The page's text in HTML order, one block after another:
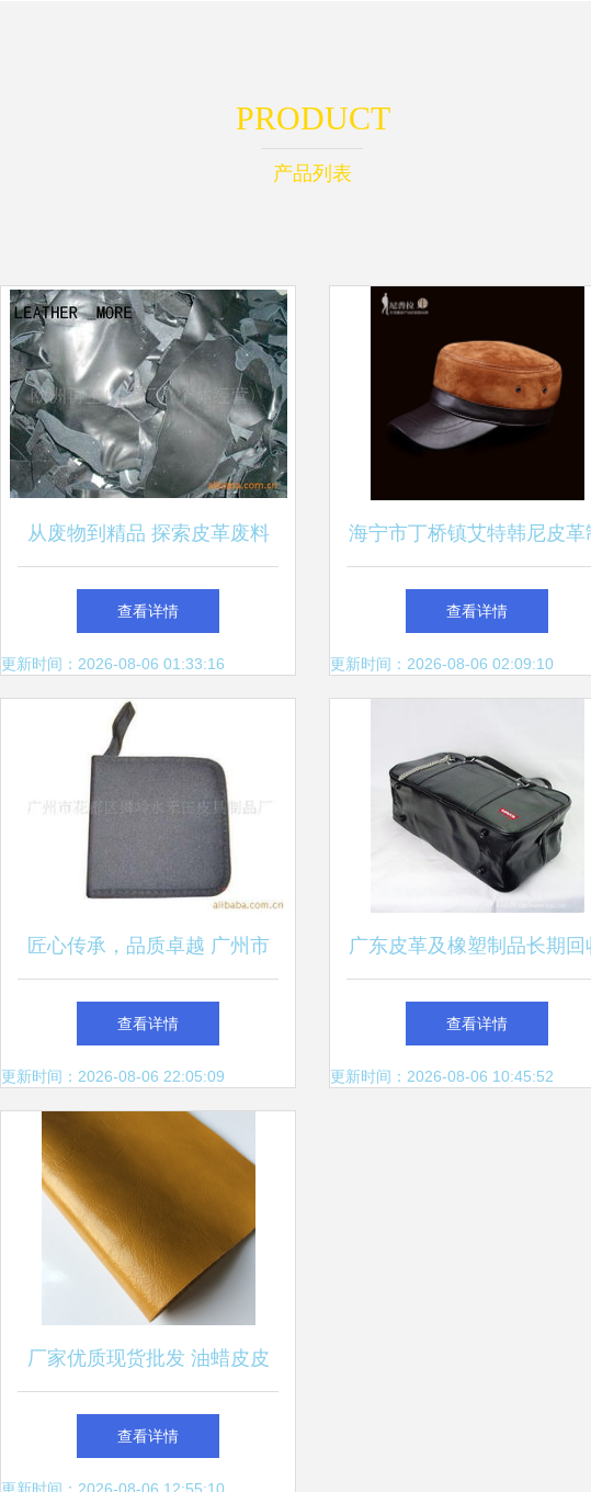
PRODUCT
产品列表
从废物到精品 探索皮革废料
产品背后的创新与价值
查看详情
更新时间：2026-08-06 01:33:16
海宁市丁桥镇艾特韩尼皮革
品厂
查看详情
更新时间：2026-08-06 02:09:10
匠心传承，品质卓越 广州市
花都区狮岭水禾田皮具制品厂
的故事
查看详情
更新时间：2026-08-06 22:05:09
广东皮革及橡塑制品长期回
背后的价值再发现
查看详情
更新时间：2026-08-06 10:45:52
厂家优质现货批发 油蜡皮皮
革面料，打造高端软包与皮革
查看详情